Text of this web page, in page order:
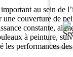
au sein
couverture de
constante,
à peinture,
performances